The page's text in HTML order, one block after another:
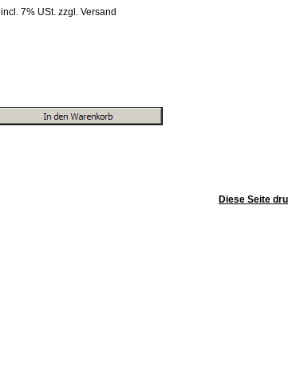
incl. 7% USt. zzgl. Versand
Diese Seite